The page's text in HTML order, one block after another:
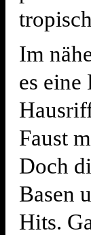
Im
es eine
Faust
Doch
Basen
Hits.